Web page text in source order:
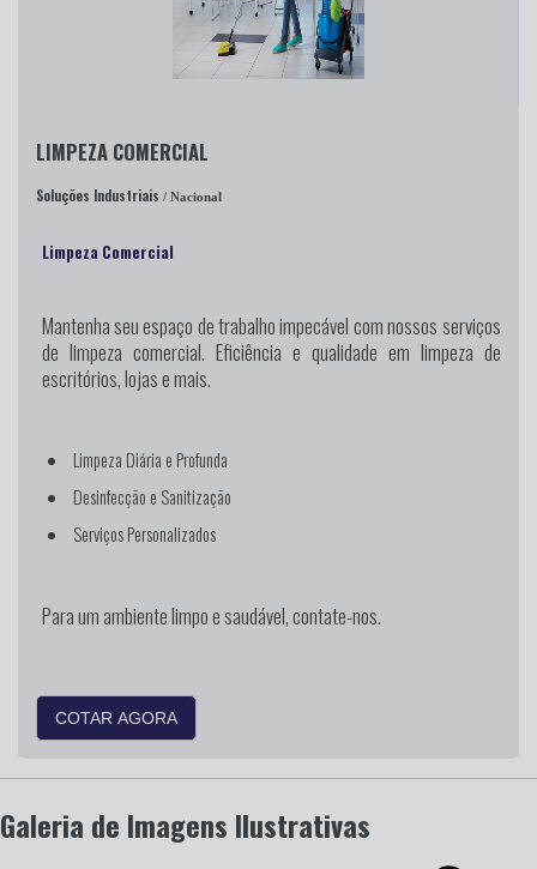
LIMPEZA COMERCIAL
Soluções Industriais / Nacional
Limpeza Comercial
Mantenha seu espaço de trabalho impecável com nossos serviços
de limpeza comercial. Eficiência e qualidade em limpeza de
escritórios, lojas e mais.
Limpeza Diária e Profunda
Desinfecção e Sanitização
Serviços Personalizados
Para um ambiente limpo e saudável, contate-nos.
COTAR AGORA
Galeria de Imagens Ilustrativas